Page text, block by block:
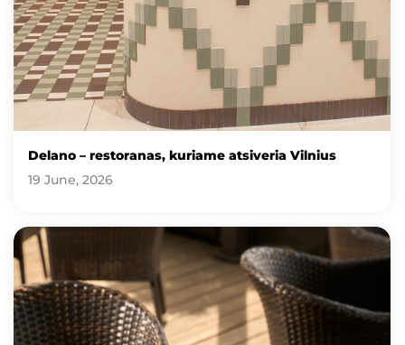
Delano – restoranas, kuriame atsiveria Vilnius
19 June, 2026